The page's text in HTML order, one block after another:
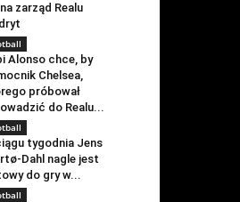
zarząd Realu
Alonso chce, by
Chelsea,
próbował
do Realu...
tygodnia Jens
Dahl nagle jest
do gry w...